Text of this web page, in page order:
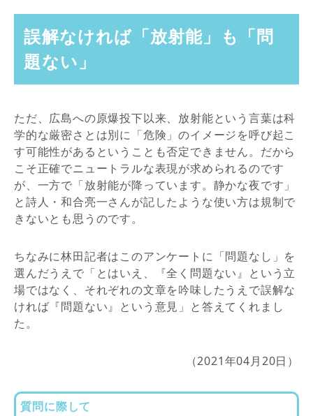
誤解なければ「放射能」も「問
題ない」
ただ、広島への原爆投下以来、放射能という言葉は科
学的な厳密さとは別に「危険」のイメージを呼び起こ
す可能性があるということも否定できません。だから
こそ正確でニュートラルな表現が求められるのです
が、一方で「放射能が降っています。静かな夜です」
と詩人・和合亮一さんが記したような使い方は規制で
きないとも思うのです。
ちなみに林田記者はこのアンケートに「問題なし」を
選んだうえで「とはいえ、『全く問題ない』という立
場ではなく、それぞれの文章を吟味したうえで誤解な
ければ『問題ない』という意見」と答えてくれまし
た。
（2021年04月20日）
質問に際して